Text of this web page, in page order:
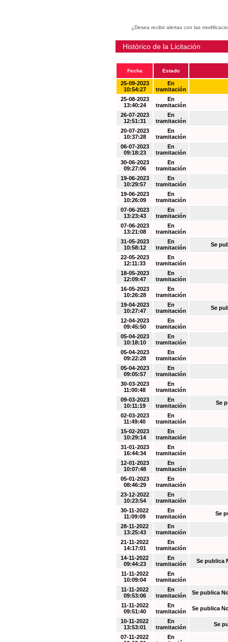
¿Desea recibir alertas con las
Histórico de la Licitación
Fecha Estado
25-09-2023
10:54:27
En
tramitación
25-08-2023
13:40:24
En
tramitación
26-07-2023
12:51:31
En
tramitación
20-07-2023
10:37:28
En
tramitación
06-07-2023
09:18:23
En
tramitación
30-06-2023
09:27:06
En
tramitación
19-06-2023
10:29:57
En
tramitación
19-06-2023
10:26:09
En
tramitación
07-06-2023
13:23:43
En
tramitación
07-06-2023
13:21:08
En
tramitación
31-05-2023
10:58:12
En
tramitación
Se
22-05-2023
12:11:33
En
tramitación
18-05-2023
12:09:47
En
tramitación
16-05-2023
10:26:28
En
tramitación
19-04-2023
10:27:47
En
tramitación
Se
12-04-2023
09:45:50
En
tramitación
05-04-2023
10:18:10
En
tramitación
05-04-2023
09:22:28
En
tramitación
05-04-2023
09:05:57
En
tramitación
30-03-2023
11:00:48
En
tramitación
09-03-2023
10:11:19
En
tramitación
Se
02-03-2023
11:49:40
En
tramitación
15-02-2023
10:29:14
En
tramitación
31-01-2023
16:44:34
En
tramitación
12-01-2023
10:07:48
En
tramitación
05-01-2023
08:46:29
En
tramitación
23-12-2022
10:23:54
En
tramitación
30-11-2022
11:09:09
En
tramitación
Se
28-11-2022
13:25:43
En
tramitación
21-11-2022
14:17:01
En
tramitación
14-11-2022
09:44:23
En
tramitación
Se publica
11-11-2022
10:09:04
En
tramitación
11-11-2022
09:53:06
En
tramitación
Se publica
11-11-2022
09:51:40
En
tramitación
Se publica
10-11-2022
13:53:01
En
tramitación
Se
07-11-2022
En